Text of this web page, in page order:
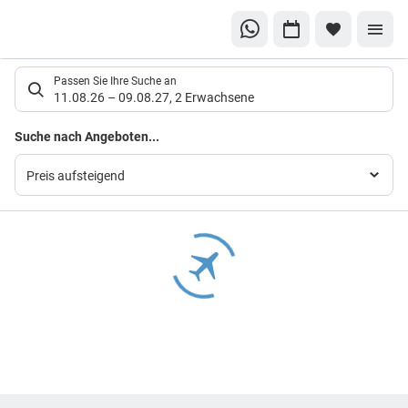
Suchlistenseite
Passen Sie Ihre Suche an
11.08.26 – 09.08.27, 2 Erwachsene
Suche nach Angeboten...
Preis aufsteigend